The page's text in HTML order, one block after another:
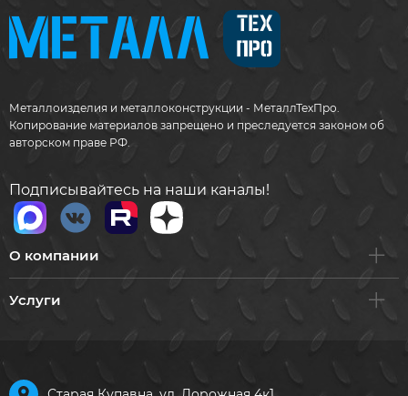
Металлоизделия и металлоконструкции - МеталлТехПро.
Копирование материалов запрещено и преследуется законом об
авторском праве РФ.
Подписывайтесь на наши каналы!
О компании
Услуги